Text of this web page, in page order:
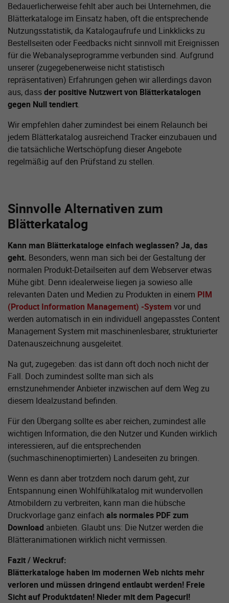
Bedauerlicherweise fehlt aber auch bei Unternehmen, die
Blätterkataloge im Einsatz haben, oft die entsprechende
Nutzungsstatistik, da Katalogaufrufe und Linkklicks zu
Bestellseiten oder Feedbacks nicht sinnvoll mit Ereignissen
für die Webanalyseprogramme verbunden sind. Aufgrund
unserer (zugegebenerweise nicht statistisch
repräsentativen) Erfahrungen gehen wir allerdings davon
aus, dassder positive Nutzwert von Blätterkatalogen
gegen Null tendiert.
Wir empfehlen daher zumindest bei einem Relaunch bei
jedem Blätterkatalog ausreichend Tracker einzubauen und
die tatsächliche Wertschöpfung dieser Angebote
regelmäßig auf den Prüfstand zu stellen.
Sinnvolle Alternativen zum
Blätterkatalog
Kann man Blätterkataloge einfach weglassen? Ja, das
geht. Besonders, wenn man sich bei der Gestaltung der
normalen Produkt-Detailseiten auf dem Webserver etwas
Mühe gibt. Denn idealerweise liegen ja sowieso alle
relevanten Daten und Medien zu Produkten in einem PIM
(Product Information Management) -System vor und
werden automatisch in ein individuell angepasstes Content
Management System mit maschinenlesbarer, strukturierter
Datenauszeichnung ausgeleitet.
Na gut, zugegeben: das ist dann oft doch noch nicht der
Fall. Doch zumindest sollte man sich als
ernstzunehmender Anbieter inzwischen auf dem Weg zu
diesem Idealzustand befinden.
Für den Übergang sollte es aber reichen, zumindest alle
wichtigen Information, die den Nutzer und Kunden wirklich
interessieren, auf die entsprechenden
(suchmaschinenoptimierten) Landeseiten zu bringen.
Wenn es dann aber trotzdem noch darum geht, zur
Entspannung einen Wohlfühlkatalog mit wundervollen
Atmobildern zu verbreiten, kann man die hübsche
Druckvorlage ganz einfach als normales PDF zum
Download anbieten. Glaubt uns: Die Nutzer werden die
Blätteranimationen wirklich nicht vermissen.
Fazit / Weckruf:
Blätterkataloge haben im modernen Web nichts mehr
verloren und müssen dringend entlaubt werden! Freie
Sicht auf Produktdaten! Nieder mit dem Pagecurl!